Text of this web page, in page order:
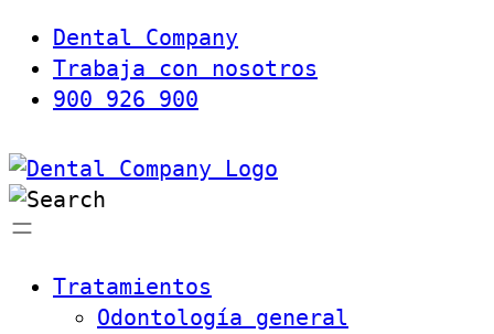
Dental Company
Trabaja con nosotros
900 926 900
Tratamientos
Odontología general